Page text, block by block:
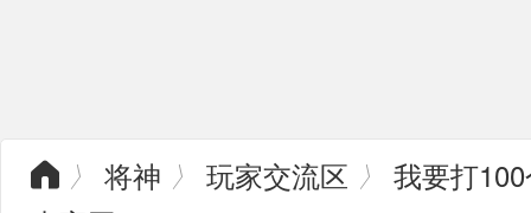
 〉 将神 〉 玩家交流区 〉 我要打